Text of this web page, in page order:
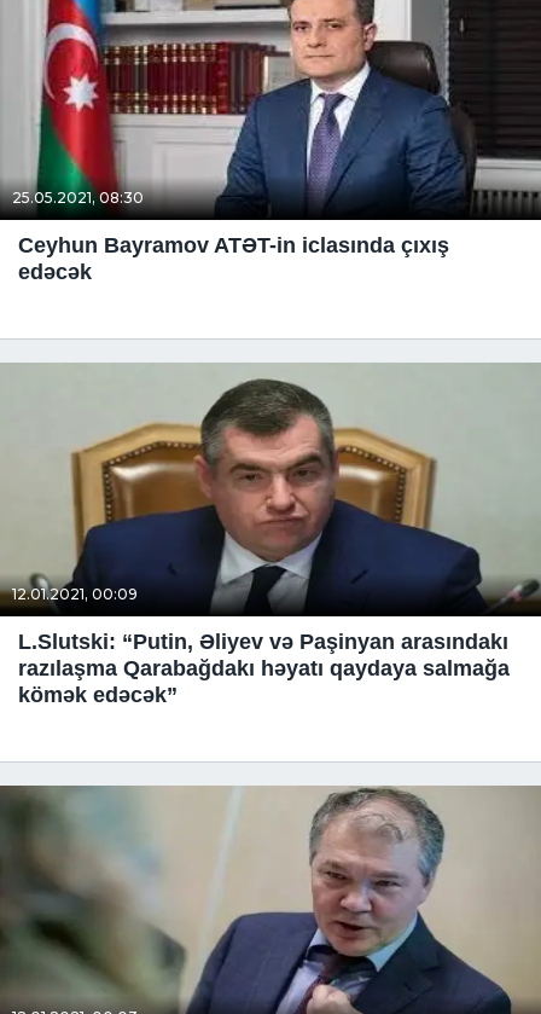
25.05.2021, 08:30
Ceyhun Bayramov ATƏT-in iclasında çıxış
edəcək
12.01.2021, 00:09
L.Slutski: “Putin, Əliyev və Paşinyan arasındakı
razılaşma Qarabağdakı həyatı qaydaya salmağa
kömək edəcək”